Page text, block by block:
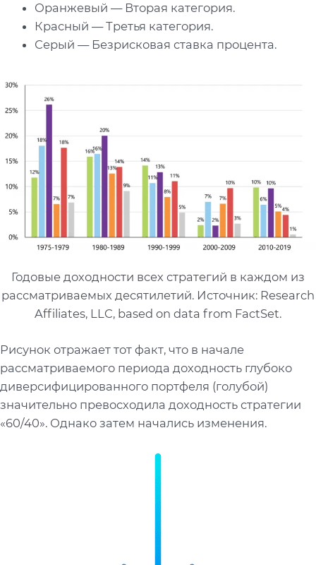
Оранжевый — Вторая категория.
Красный — Третья категория.
Серый — Безрисковая ставка процента.
Годовые доходности всех стратегий в каждом из
рассматриваемых десятилетий. Источник: Research
Affiliates, LLC, based on data from FactSet.
Рисунок отражает тот факт, что в начале
рассматриваемого периода доходность глубоко
диверсифицированного портфеля (голубой)
значительно превосходила доходность стратегии
«60/40». Однако затем начались изменения.